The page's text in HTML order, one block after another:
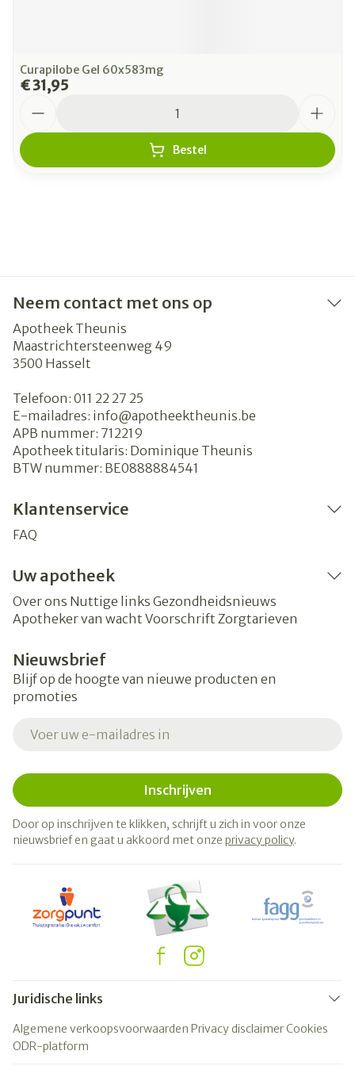
Curapilobe Gel 60x583mg
€ 31,95
Bestel
Neem contact met ons op
Apotheek Theunis
Maastrichtersteenweg 49
3500 Hasselt
Telefoon: 011 22 27 25
E-mailadres: info@apotheektheunis.be
APB nummer: 712219
Apotheek titularis: Dominique Theunis
BTW nummer: BE0888884541
Klantenservice
FAQ
Uw apotheek
Over ons Nuttige links Gezondheidsnieuws
Apotheker van wacht Voorschrift Zorgtarieven
Nieuwsbrief
Blijf op de hoogte van nieuwe producten en
promoties
Inschrijven
Door op inschrijven te klikken, schrijft u zich in voor onze
nieuwsbrief en gaat u akkoord met onze privacy policy.
Juridische links
Algemene verkoopsvoorwaarden Privacy disclaimerCookies
ODR-platform